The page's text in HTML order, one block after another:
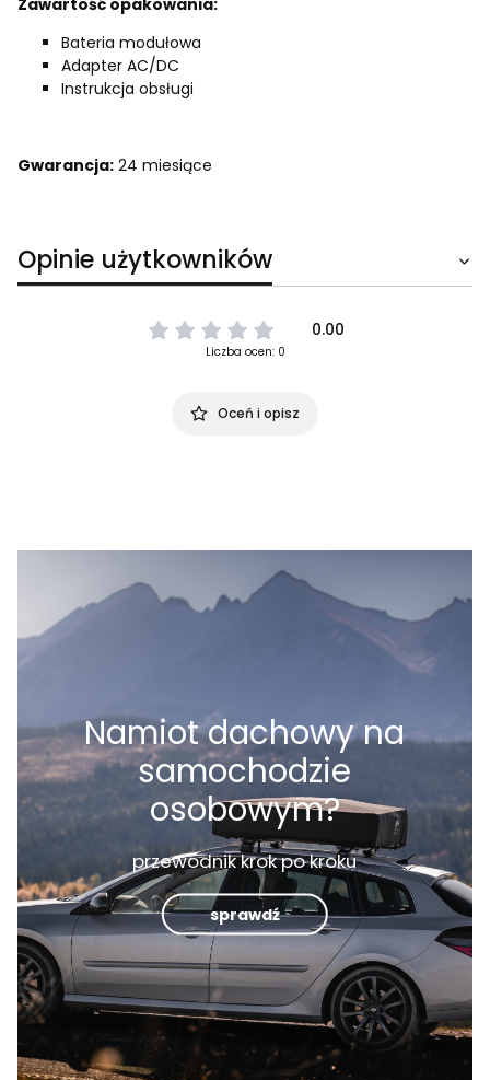
Bateria modułowa
Adapter AC/DC
Instrukcja obsługi
Gwarancja: 24 miesiące
Opinie użytkowników
0.00
Liczba ocen: 0
Oceń i opisz
Namiot dachowy na
samochodzie
osobowym?
przewodnik krok po kroku
sprawdź